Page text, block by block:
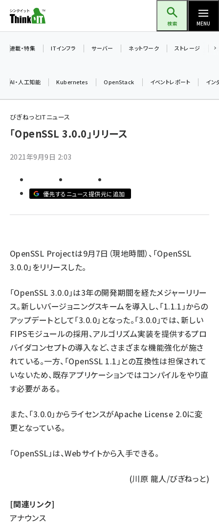
ン
ツ
検索 MENU
加藤銘のチーム貢献～仲間と築いた勝利の絆～ (2329)
drupal (1966)
genai (1494)
連載・特集 ITインフラ サーバー ネットワーク ストレージ
AI・人工知能 Kubernetes OpenStack イベントレポート イン
びぎねっとITニュース
「OpenSSL 3.0.0」リリース
2021年9月9日 2:03
優先するニュース提供元に追加
OpenSSL Projectは9月7日（現地時間）、「OpenSSL
3.0.0」をリリースした。
「OpenSSL 3.0.0」は3年の開発期間を経たメジャーリリー
ス。新しいバージョニングスキームを導入し、「1.1.1」からの
アップデートとして「3.0.0」となった。「3.0.0」では、新しい
FIPSモジュールの採用、アルゴリズム実装を提供するプロ
バイダコンセプトの導入など、さまざまな機能強化が施さ
れている。一方、「OpenSSL 1.1」との互換性は担保されて
いないため、既存アプリケーションではコンパイルをやり直
す必要がある。
また、「3.0.0」からライセンスがApache License 2.0に変
更となっている。
「OpenSSL」は、Webサイトから入手できる。
(川原 龍人/びぎねっと)
[関連リンク]
アナウンス